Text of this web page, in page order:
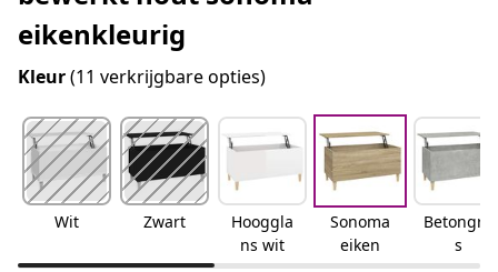
eikenkleurig
Kleur(11 verkrijgbare opties)
Wit Zwart
Hooggla
ns wit
Sonoma
eiken
Betongrij
s